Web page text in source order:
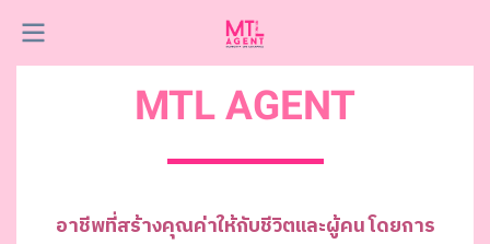
MTL AGENT
อาชีพที่สร้างคุณค่าให้กับชีวิตและผู้คนโดยการ